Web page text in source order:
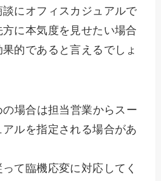
にオフィスカジュアルで
に本気度を見せたい場合
的であると言えるでしょ
場合は担当営業からスー
ルを指定される場合があ
て臨機応変に対応してく